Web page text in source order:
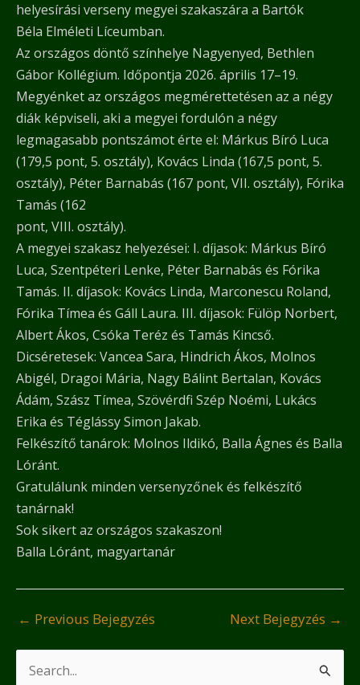
helyesírási verseny megyei szakaszára a Bartók
Béla Elméleti Líceumban.
Az országos döntő színhelye Nagyenyed, Bethlen
Gábor Kollégium. Időpontja 2026. április 17–19.
Megyénket az országos megmérettetésen az a négy
diák képviseli, aki a megyei fordulón a négy
legmagasabb pontszámot érte el: Márkus Bíró Luca
(179,5 pont, 5. osztály), Kovács Linda (167,5 pont, 5.
osztály), Péter Barnabás (167 pont, VII. osztály), Fórika
Tamás (162
pont, VIII. osztály).
A megyei szakasz helyezései: I. díjasok: Márkus Bíró
Luca, Szentpéteri Lenke, Péter Barnabás és Fórika
Tamás. II. díjasok: Kovács Linda, Marconescu Roland,
Fórika Tímea és Gáll Laura. III. díjasok: Fülöp Norbert,
Albert Ákos, Csóka Teréz és Tamás Kincső.
Dicséretesek: Vancea Sara, Hindrich Ákos, Molnos
Abigél, Dragoi Mária, Nagy Bálint Bertalan, Kovács
Ádám, Szász Tímea, Szövérdfi Szép Noémi, Lukács
Erika és Téglássy Simon Jakab.
Felkészítő tanárok: Molnos Ildikó, Balla Ágnes és Balla
Lóránt.
Gratulálunk minden versenyzőnek és felkészítő
tanárnak!
Sok sikert az országos szakaszon!
Balla Lóránt, magyartanár
← Previous Bejegyzés Next Bejegyzés →